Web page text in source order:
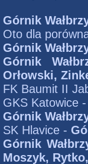
Górnik
Oto dla
Górnik
Górnik
Orłowski,
FK Baumit II
GKS Katowice
Górnik
SK Hlavice -
Górnik
Moszyk,